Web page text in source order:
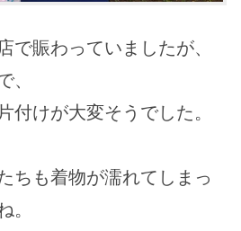
で賑わっていましたが、
、
付けが大変そうでした。
ちも着物が濡れてしまっ
。